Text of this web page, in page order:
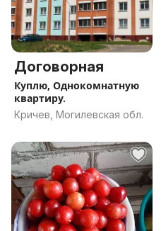
Договорная
Куплю, Однокомнатную
квартиру.
Кричев, Могилевская обл.